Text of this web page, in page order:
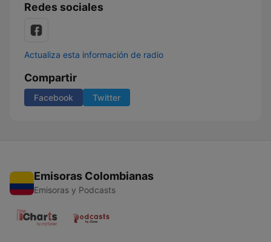
Redes sociales
Actualiza esta información de radio
Compartir
Facebook Twitter
Emisoras Colombianas
Emisoras y Podcasts